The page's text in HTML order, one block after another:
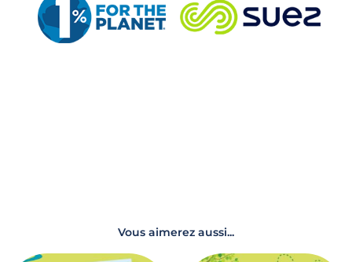
Vous aimerez aussi...